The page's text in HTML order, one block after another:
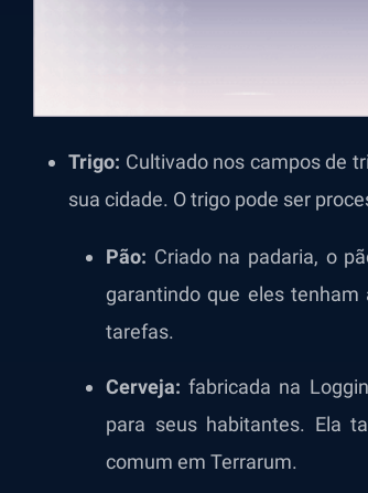
Trigo: Cultivado nos campos de
sua cidade. O trigo pode ser
Pão: Criado na padaria, o
garantindo que eles
tarefas.
Cerveja:fabricada na
para seus habitantes. Ela
comum em Terrarum.